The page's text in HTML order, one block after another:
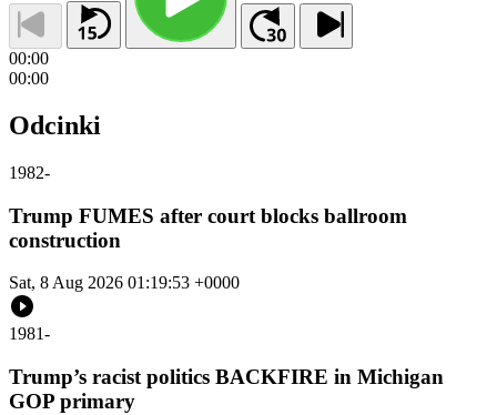
00:00
00:00
Odcinki
1982-
Trump FUMES after court blocks ballroom
construction
Sat, 8 Aug 2026 01:19:53 +0000
1981-
Trump’s racist politics BACKFIRE in Michigan
GOP primary